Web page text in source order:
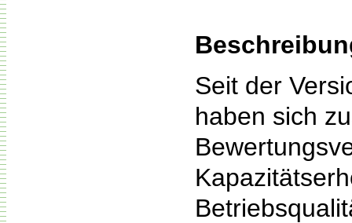
Seit der
haben sich